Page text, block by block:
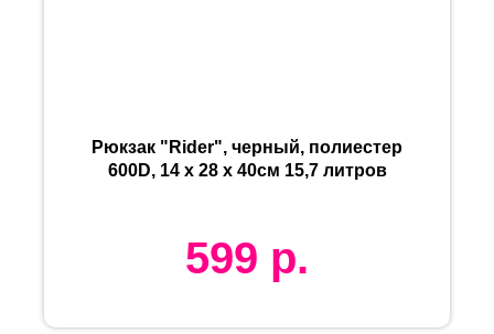
Рюкзак "Rider", черный, полиестер
600D, 14 х 28 х 40см 15,7 литров
599 р.